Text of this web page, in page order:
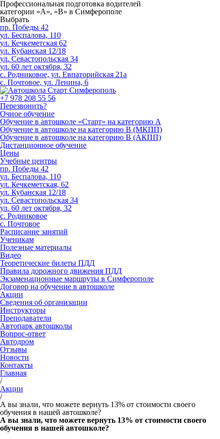
Профессиональная подготовка водителей
категории «A», «В» в Симферополе
Выбрать
пр. Победы 42
ул. Беспалова, 110
ул. Кечкеметская 62
ул. Кубанская 12/18
ул. Севастопольская 34
ул. 60 лет октября, 32
с. Родниковое, ул. Евпаторийская 21а
с. Почтовое, ул. Ленина, 6
+7 978 208 55 56
Перезвонить?
Очное обучение
Обучение в автошколе «Старт» на категорию А
Обучение в автошколе на категорию В (МКПП)
Обучение в автошколе на категорию В (АКПП)
Дистанционное обучение
Цены
Учебные центры
пр. Победы 42
ул. Беспалова, 110
ул. Кечкеметская, 62
ул. Кубанская 12/18
ул. Севастопольская 34
ул. 60 лет октября, 32
с. Родниковое
с. Почтовое
Расписание занятий
Ученикам
Полезные материалы
Видео
Теоретические билеты ПДД
Правила дорожного движения ПДД
Экзаменационные маршруты в Симферополе
Договор на обучение в автошколе
Акции
Сведения об организации
Инструкторы
Преподаватели
Автопарк автошколы
Вопрос-ответ
Автодром
Отзывы
Новости
Контакты
Главная
/
Акции
/
А вы знали, что можете вернуть 13% от стоимости своего
обучения в нашей автошколе?
А вы знали, что можете вернуть 13% от стоимости своего
обучения в нашей автошколе?